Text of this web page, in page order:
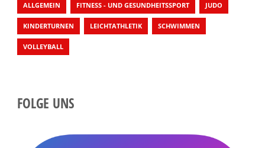
ALLGEMEIN FITNESS - UND GESUNDHEITSSPORT JUDO
KINDERTURNEN LEICHTATHLETIK SCHWIMMEN
VOLLEYBALL
FOLGE UNS